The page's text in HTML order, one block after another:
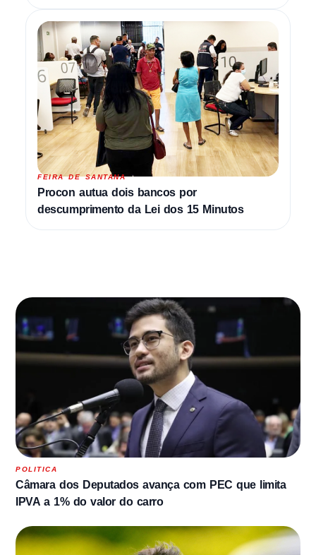
FEIRA DE SANTANA
Procon autua dois bancos por
descumprimento da Lei dos 15 Minutos
POLITICA
Câmara dos Deputados avança com PEC que limita
IPVA a 1% do valor do carro